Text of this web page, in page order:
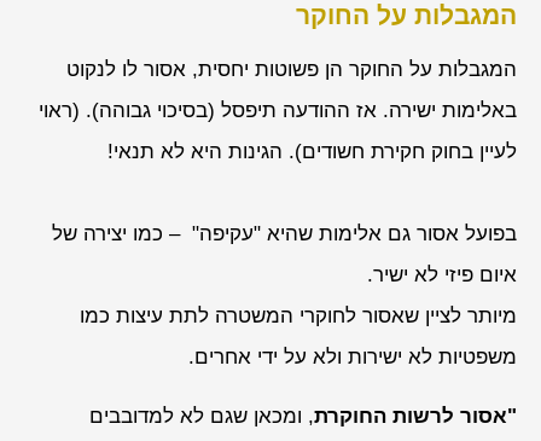
המגבלות על החוקר
המגבלות על החוקר הן פשוטות יחסית, אסור לו לנקוט
באלימות ישירה. אז ההודעה תיפסל (בסיכוי גבוהה). (ראוי
לעיין בחוק חקירת חשודים). הגינות היא לא תנאי!
בפועל אסור גם אלימות שהיא "עקיפה" – כמו יצירה של
איום פיזי לא ישיר.
מיותר לציין שאסור לחוקרי המשטרה לתת עיצות כמו
משפטיות לא ישירות ולא על ידי אחרים.
"אסור לרשות החוקרת, ומכאן שגם לא למדובבים